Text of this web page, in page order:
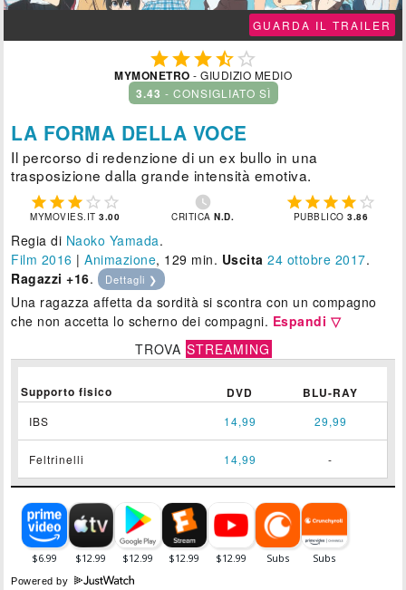
GUARDA IL TRAILER
 
MYMONETRO - GIUDIZIO MEDIO
3.43 - CONSIGLIATO SÌ
LA FORMA DELLA VOCE
Il percorso di redenzione di un ex bullo in una
trasposizione dalla grande intensità emotiva.
    
MYMOVIES.IT3.00

CRITICAN.D.
    
PUBBLICO3.86
Regia di Naoko Yamada.
Film 2016 |Animazione, 129 min. Uscita 24 ottobre 2017.
Ragazzi +16. Dettagli ❯
Una ragazza affetta da sordità si scontra con un compagno
che non accetta lo scherno dei compagni. Espandi ▽
TROVA STREAMING
Supporto fisico DVD BLU-RAY
IBS 14,99 29,99
Feltrinelli 14,99 -
Powered by